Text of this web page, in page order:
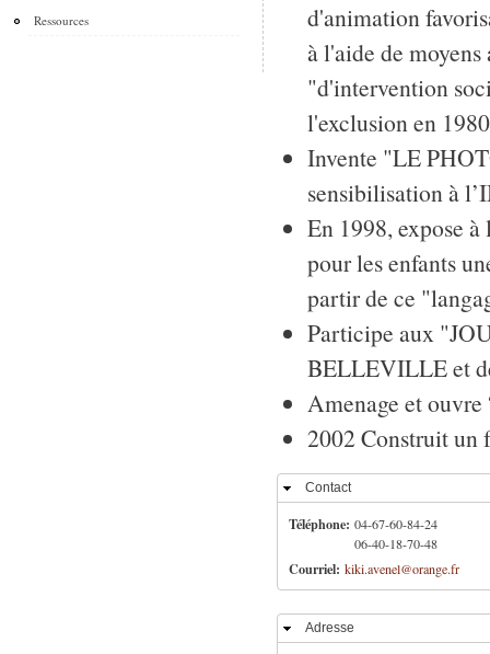
Ressources
d'animation
à l'aide de
"d'intervention
l'exclusion en
Invente "LE
sensibilisation à
En 1998, expose
pour les enfants
partir de ce
Participe aux
BELLEVILLE et
Amenage et
2002 Construit un
Masquer
Contact
Téléphone: 04-67-60-84-24
06-40-18-70-48
Courriel: kiki.avenel@orange.fr
Masquer
Adresse